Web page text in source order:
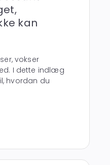
kan
vokser
I dette indlæg
hvordan du